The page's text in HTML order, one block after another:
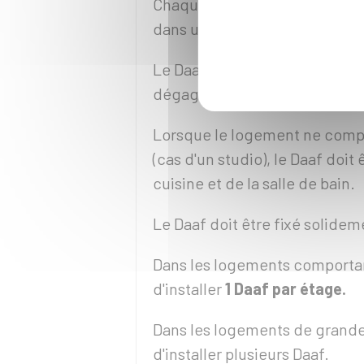
Chaque logement, qu'il se
dans une habitation
Le Daaf doit être installé de
dégagement (palier, couloir)
Lorsque le logement ne
(cas d'un studio), le Daaf doit
cuisine et de la salle de bain.
Le Daaf doit être fixé
Dans les logements
d'installer1 Daaf par étage.
Dans les logements de
d'installer plusieurs Daaf.